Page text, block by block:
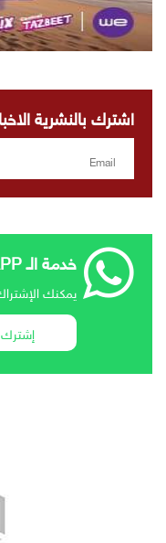
اشترك بالنشرية
خدمة الـ WHATSAPP
يمكنك
إشترك